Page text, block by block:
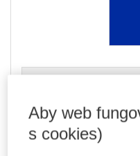
E-kniha Smarteca +
Aby web
s cookies)